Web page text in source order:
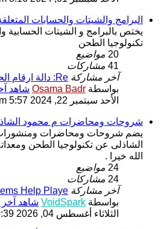
البرامج والشيتات والحسابات
يختص بالبرامج و الشيتات الحسابية
تكنولوجيا الطحن
20 مواضيع
41 مشاركات
آخر مشاركة Re: دالة ارقام الحرير xxx و G…
بواسطة Osama Badr شاهد
الأحد سبتمبر 22, 2024 5:57 pm
شروحات ومحاضرات م محمود
يضم شروحات ومحاضرات
الشاذلى عن تكنولوجيا الطحن
الله خيرا .
24 مواضيع
24 مشاركات
آخر مشاركة Help Playe…
بواسطة VoidSpark شاهد
الثلاثاء أغسطس 04, 2026 10:39 am